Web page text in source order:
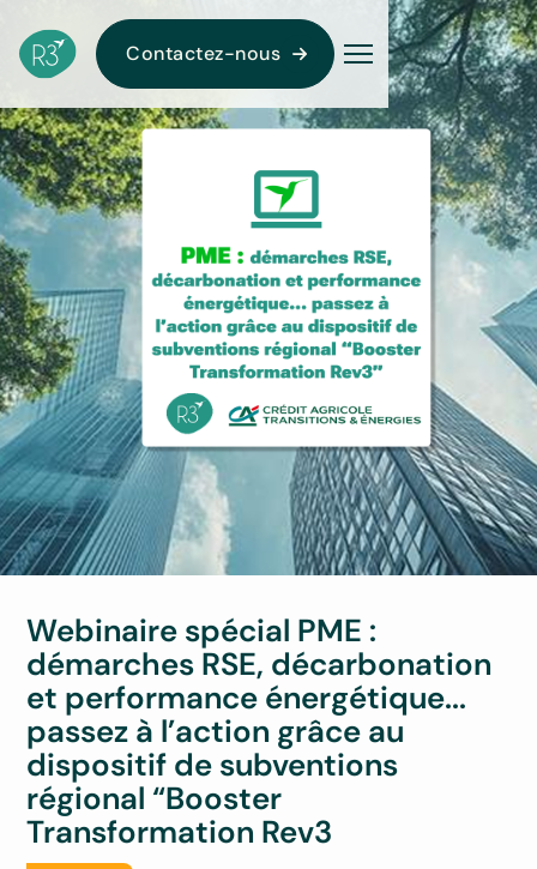
Contactez-nous
Webinaire spécial PME :
démarches RSE, décarbonation
et performance énergétique...
passez à l’action grâce au
dispositif de subventions
régional “Booster
Transformation Rev3